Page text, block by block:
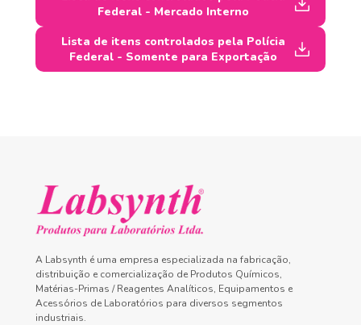
Federal - Mercado Interno
Lista de itens controlados pela Polícia
Federal - Somente para Exportação
A Labsynth é uma empresa especializada na fabricação,
distribuição e comercialização de Produtos Químicos,
Matérias-Primas / Reagentes Analíticos, Equipamentos e
Acessórios de Laboratórios para diversos segmentos
industriais.